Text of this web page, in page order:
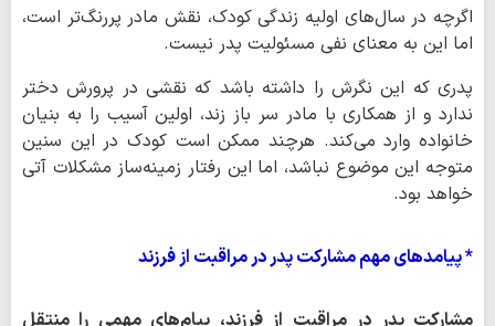
اگرچه در سال‌های اولیه زندگی کودک، نقش مادر پررنگ‌تر است،
اما این به معنای نفی مسئولیت پدر نیست.
پدری که این نگرش را داشته باشد که نقشی در پرورش دختر
ندارد و از همکاری با مادر سر باز زند، اولین آسیب را به بنیان
خانواده وارد می‌کند. هرچند ممکن است کودک در این سنین
متوجه این موضوع نباشد، اما این رفتار زمینه‌ساز مشکلات آتی
خواهد بود.
* پیامدهای مهم مشارکت پدر در مراقبت از فرزند
مشارکت پدر در مراقبت از فرزند، پیام‌های مهمی را منتقل